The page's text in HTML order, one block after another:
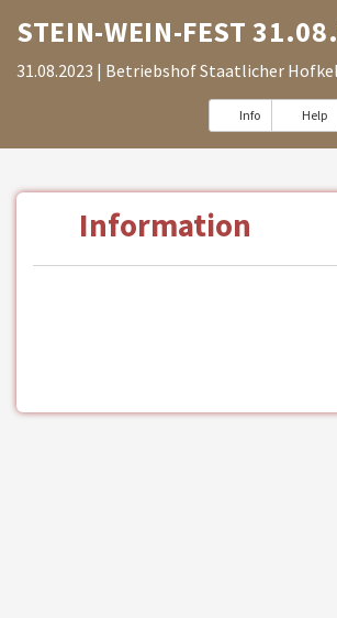
STEIN-WEIN-FEST
31.08.2023 | Betriebshof Staatlicher
Info Help
Information